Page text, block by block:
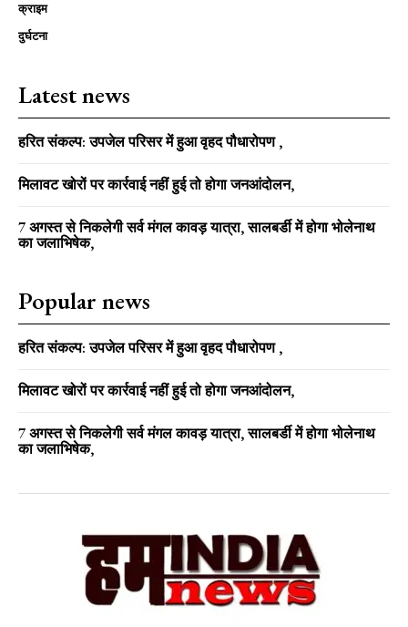
क्राइम
दुर्घटना
Latest news
हरित संकल्प: उपजेल परिसर में हुआ वृहद पौधारोपण ,
मिलावट खोरों पर कार्रवाई नहीं हुई तो होगा जनआंदोलन,
7 अगस्त से निकलेगी सर्व मंगल कावड़ यात्रा, सालबर्डी में होगा भोलेनाथ
का जलाभिषेक,
Popular news
हरित संकल्प: उपजेल परिसर में हुआ वृहद पौधारोपण ,
मिलावट खोरों पर कार्रवाई नहीं हुई तो होगा जनआंदोलन,
7 अगस्त से निकलेगी सर्व मंगल कावड़ यात्रा, सालबर्डी में होगा भोलेनाथ
का जलाभिषेक,